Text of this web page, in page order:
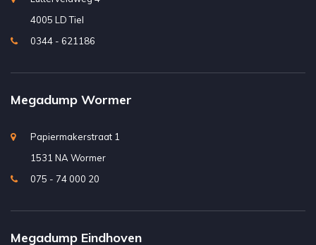
4005 LD Tiel
0344 - 621186
Megadump Wormer
Papiermakerstraat 1
1531 NA Wormer
075 - 74 000 20
Megadump Eindhoven